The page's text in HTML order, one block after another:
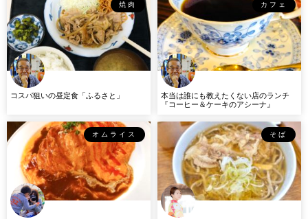
焼肉
コスパ狙いの昼定食「ふるさと」
カフェ
本当は誰にも教えたくない店のランチ
『コーヒー＆ケーキのアシーナ』
オムライス そば